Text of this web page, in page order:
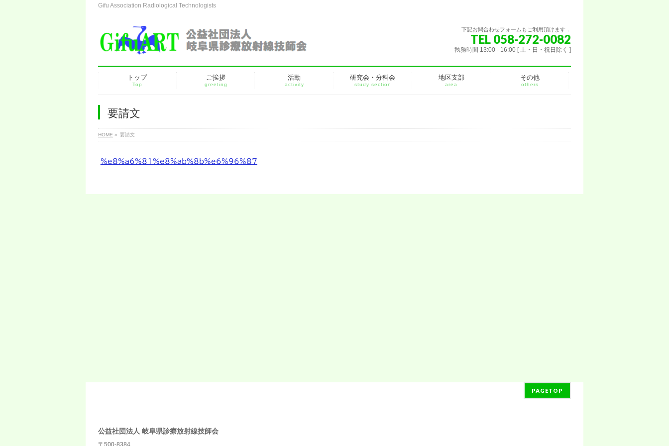
Gifu Association Radiological Technologists
下記お問合わせフォームもご利用頂けます．
TEL 058-272-0082
執務時間 13:00 - 16:00 [ 土・日・祝日除く ]
トップ
Top
ご挨拶
greeting
活動
activity
研究会・分科会
study section
地区支部
area
その他
others
要請文
HOME » 要請文
%e8%a6%81%e8%ab%8b%e6%96%87
PAGETOP
公益社団法人 岐阜県診療放射線技師会
〒500-8384